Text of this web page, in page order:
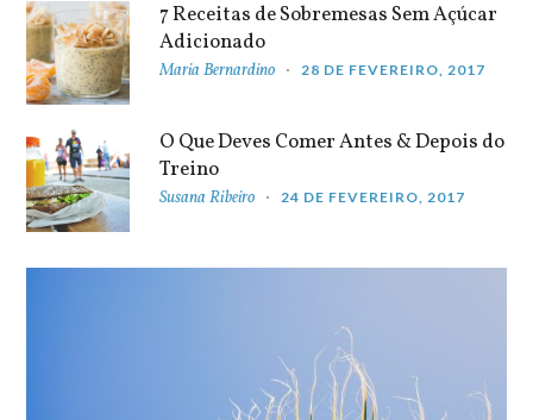
7 Receitas de Sobremesas Sem Açúcar
Adicionado
Maria Bernardino 28 DE FEVEREIRO, 2017
O Que Deves Comer Antes & Depois do
Treino
Susana Ribeiro 24 DE FEVEREIRO, 2017